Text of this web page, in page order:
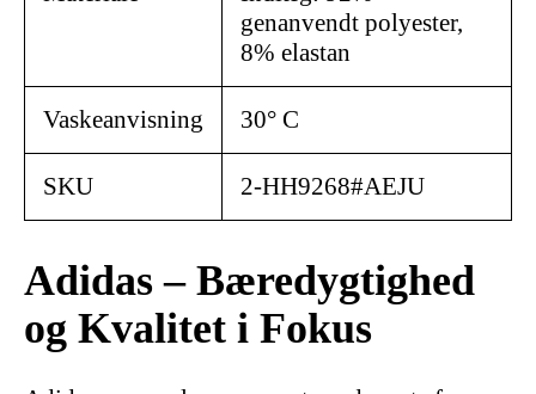
genanvendt polyester,
8% elastan
Vaskeanvisning 30° C
SKU 2-HH9268#AEJU
Adidas – Bæredygtighed
og Kvalitet i Fokus